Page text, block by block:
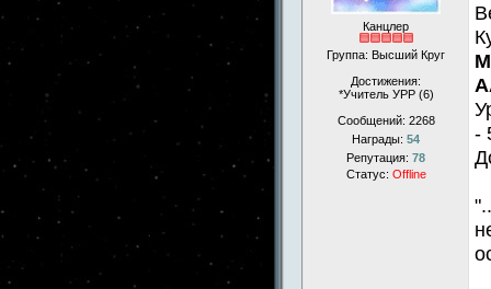
Канцлер
Группа: Высший Круг
Достижения:
*Учитель УРР (6)
Сообщений: 2268
Награды: 54
Репутация: 78
Статус: Offline
-